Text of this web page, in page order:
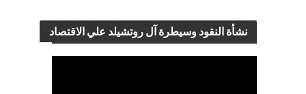
نشأة النقود وسيطرة آل روتشيلد علي الاقتصاد